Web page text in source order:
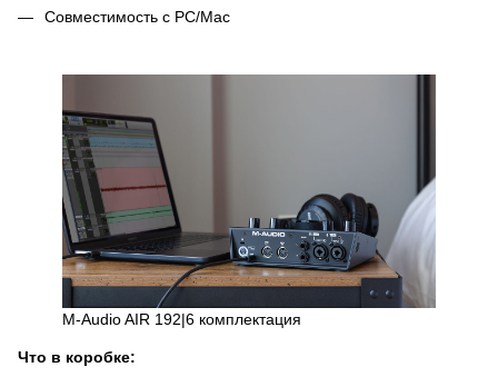
Совместимость с PC/Mac
M-Audio AIR 192|6 комплектация
Что в коробке: